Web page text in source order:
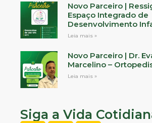
Novo Parceiro |
Espaço Integrado de
Desenvolvimento
Leia mais »
Novo Parceiro | Dr.
Marcelino –
Leia mais »
Siga a Vida